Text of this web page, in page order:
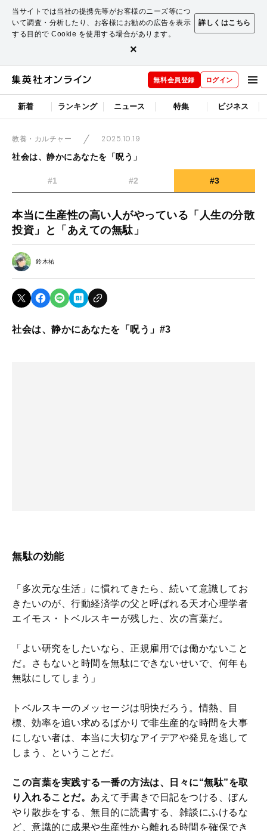
当サイトでは当社の提携先等がお客様のニーズ等につ
いて調査・分析したり、お客様にお勧めの広告を表示
する目的で Cookie を使用する場合があります。
詳しくはこちら
×
無料会員登録 ログイン
新着 ランキング ニュース 特集 ビジネス
教養・カルチャー
2025.10.19
社会は、静かにあなたを「呪う」
#1 #2 #3
本当に生産性の高い人がやっている「人生の分散
投資」と「あえての無駄」
鈴木祐
社会は、静かにあなたを「呪う」#3
無駄の効能
「多次元な生活」に慣れてきたら、続いて意識してお
きたいのが、行動経済学の父と呼ばれる天才心理学者
エイモス・トベルスキーが残した、次の言葉だ。
「よい研究をしたいなら、正規雇用では働かないこと
だ。さもないと時間を無駄にできないせいで、何年も
無駄にしてしまう」
トベルスキーのメッセージは明快だろう。情熱、目
標、効率を追い求めるばかりで非生産的な時間を大事
にしない者は、本当に大切なアイデアや発見を逃して
しまう、ということだ。
この言葉を実践する一番の方法は、日々に“無駄”を取
り入れることだ。 あえて手書きで日記をつける、ぼん
やり散歩をする、無目的に読書する、雑談にふけるな
ど、意識的に成果や生産性から離れる時間を確保でき